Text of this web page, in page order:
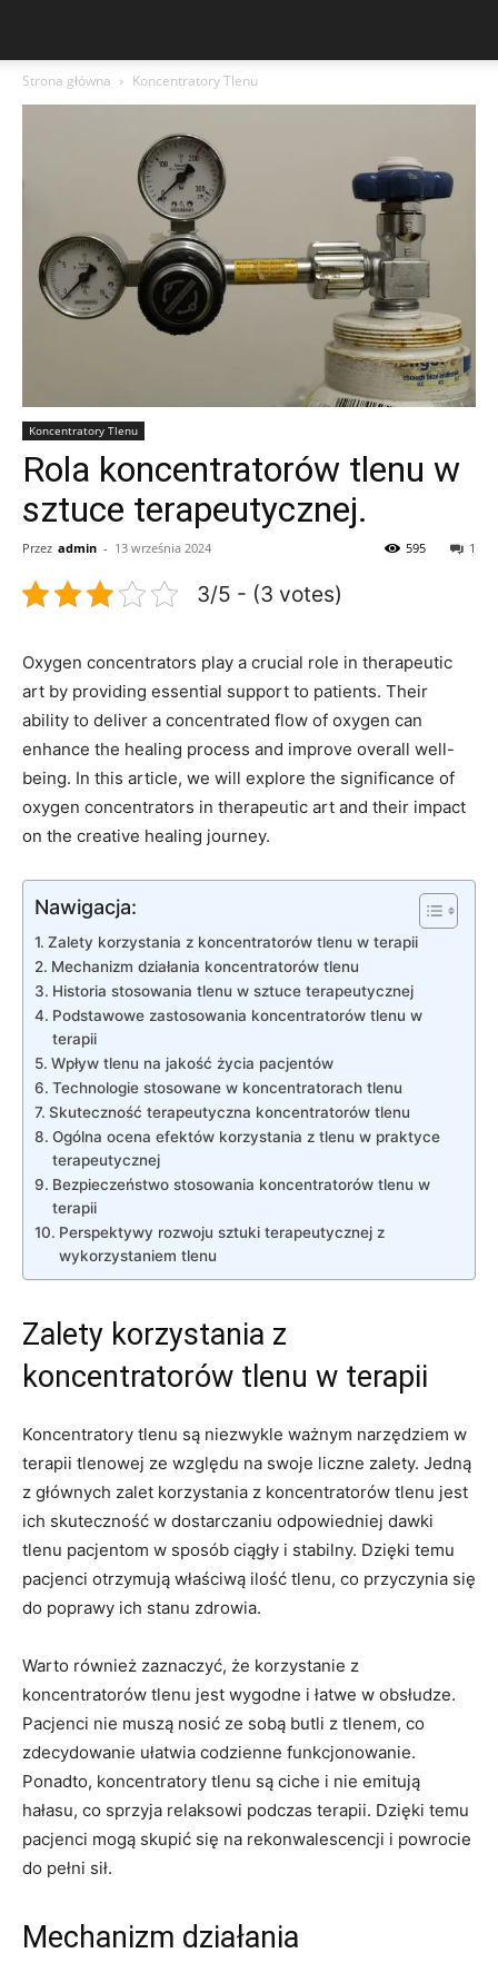
Strona główna Koncentratory Tlenu
Koncentratory Tlenu
Rola koncentratorów tlenu w
sztuce terapeutycznej.
Przez admin - 13 września 2024 1
595
3/5 - (3 votes)
Oxygen concentrators play‌ a crucial role in ⁤therapeutic
art by providing essential support to patients.‌ Their
ability ⁢to deliver a concentrated flow of‌ oxygen can
enhance the healing process and improve overall well-
being. In this article, we will explore the ‌significance of
oxygen concentrators in therapeutic art and their impact
on the creative healing journey.
Nawigacja:
Zalety korzystania⁤ z koncentratorów tlenu w terapii
Mechanizm działania koncentratorów tlenu
Historia stosowania tlenu w sztuce‌ terapeutycznej
Podstawowe zastosowania koncentratorów tlenu w‍
terapii
Wpływ tlenu na jakość życia pacjentów
Technologie stosowane w koncentratorach tlenu
Skuteczność terapeutyczna ⁢koncentratorów tlenu
Ogólna⁢ ocena efektów korzystania z tlenu w praktyce
terapeutycznej
Bezpieczeństwo stosowania koncentratorów tlenu w
terapii
Perspektywy rozwoju sztuki terapeutycznej z
wykorzystaniem tlenu
Zalety korzystania⁤ z
koncentratorów tlenu w terapii
Koncentratory tlenu są ​niezwykle ważnym narzędziem w​
terapii tlenowej ze względu na‌ swoje liczne ⁢zalety. Jedną
z ​głównych zalet korzystania ‍z koncentratorów tlenu jest
ich skuteczność w dostarczaniu odpowiedniej ⁤dawki
‌tlenu⁢ pacjentom w sposób ciągły i stabilny. Dzięki ​temu⁢
pacjenci otrzymują właściwą ilość tlenu, co przyczynia się
do poprawy ‌ich stanu​ zdrowia.
Warto również zaznaczyć, że korzystanie ⁣z
koncentratorów tlenu jest wygodne i łatwe w obsłudze.
Pacjenci nie muszą ‌nosić ze sobą butli z tlenem, co
zdecydowanie ułatwia⁤ codzienne funkcjonowanie.
Ponadto, koncentratory ‍tlenu są ciche i nie emitują
hałasu, co sprzyja relaksowi podczas terapii. Dzięki temu
pacjenci mogą skupić się⁢ na ‍rekonwalescencji i powrocie
do pełni sił.
Mechanizm działania